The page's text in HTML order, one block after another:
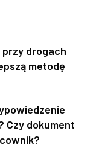
drogach
metodę
Czy dokument